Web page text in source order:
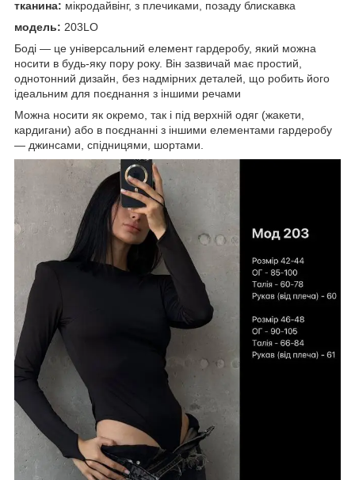
тканина: мікродайвінг, з плечиками, позаду блискавка
модель: 203LO
Боді — це універсальний елемент гардеробу, який можна
носити в будь-яку пору року. Він зазвичай має простий,
однотонний дизайн, без надмірних деталей, що робить його
ідеальним для поєднання з іншими речами
Можна носити як окремо, так і під верхній одяг (жакети,
кардигани) або в поєднанні з іншими елементами гардеробу
— джинсами, спідницями, шортами.